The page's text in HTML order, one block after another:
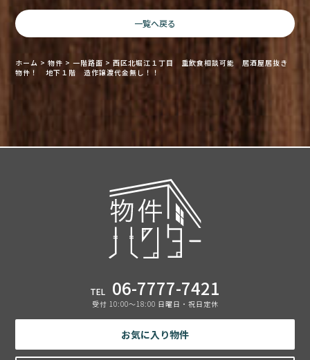
一覧へ戻る
ホーム >物件 >一階路面 >西区北堀江１丁目 重飲食相談可能 居酒屋居抜き
物件！ 地下１階 造作譲渡代金無し！！
TEL 06-7777-7421
受付 10:00〜18:00 日曜日・祝日定休
お気に入り物件